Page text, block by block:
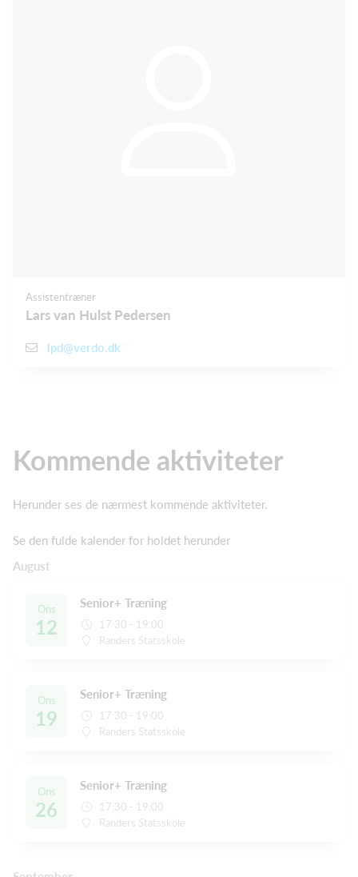
Assistentræner
Lars van Hulst Pedersen
lpd@verdo.dk
Kommende aktiviteter
Herunder ses de nærmest kommende aktiviteter.
Se den fulde kalender for holdet herunder
August
Ons
12
Senior+ Træning
17:30 - 19:00
Randers Statsskole
Ons
19
Senior+ Træning
17:30 - 19:00
Randers Statsskole
Ons
26
Senior+ Træning
17:30 - 19:00
Randers Statsskole